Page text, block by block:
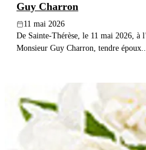
Guy Charron
11 mai 2026
De Sainte-Thérèse, le 11 mai 2026, à
Monsieur Guy Charron, tendre